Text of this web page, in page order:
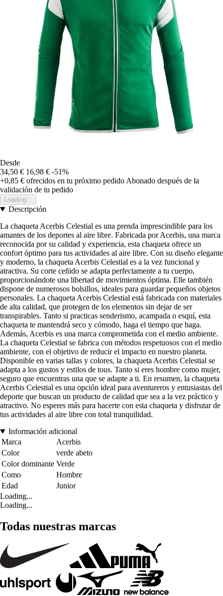
Desde
34,50 € 16,98 € -51%
+0,85 € ofrecidos en tu próximo pedido Abonado después de la
validación de tu pedido
Loading...
Descripción
La chaqueta Acerbis Celestial es una prenda imprescindible para los
amantes de los deportes al aire libre. Fabricada por Acerbis, una marca
reconocida por su calidad y experiencia, esta chaqueta ofrece un
confort óptimo para tus actividades al aire libre. Con su diseño elegante
y moderno, la chaqueta Acerbis Celestial es a la vez funcional y
atractiva. Su corte ceñido se adapta perfectamente a tu cuerpo,
proporcionándote una libertad de movimientos óptima. Elle también
dispone de numerosos bolsillos, ideales para guardar pequeños objetos
personales. La chaqueta Acerbis Celestial está fabricada con materiales
de alta calidad, que protegen de los elementos sin dejar de ser
transpirables. Tanto si practicas senderismo, acampada o esquí, esta
chaqueta te mantendrá seco y cómodo, haga el tiempo que haga.
Además, Acerbis es una marca comprometida con el medio ambiente.
La chaqueta Celestial se fabrica con métodos respetuosos con el medio
ambiente, con el objetivo de reducir el impacto en nuestro planeta.
Disponible en varias tallas y colores, la chaqueta Acerbis Celestial se
adapta a los gustos y estilos de tous. Tanto si eres hombre como mujer,
seguro que encuentras una que se adapte a ti. En resumen, la chaqueta
Acerbis Celestial es una opción ideal para aventureros y entusiastas del
deporte que buscan un producto de calidad que sea a la vez práctico y
atractivo. No esperes más para hacerte con esta chaqueta y disfrutar de
tus actividades al aire libre con total tranquilidad.
Información adicional
Marca
Acerbis
Color
verde abeto
Color dominante Verde
Como
Hombre
Edad
Junior
Loading...
Loading...
Todas nuestras marcas